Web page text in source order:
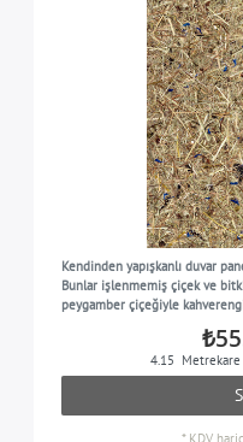
Kendinden yapışkanlı duvar
Bunlar işlenmemiş çiçek ve
peygamber çiçeğiyle
4.15 Metrekare
* KDV hariç